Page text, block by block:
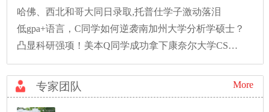
哈佛、西北和哥大同日录取,托普仕学子激动落泪
低gpa+语言，C同学如何逆袭南加州大学分析学硕士？
凸显科研强项！美本Q同学成功拿下康奈尔大学CS硕士录取！
专家团队 More